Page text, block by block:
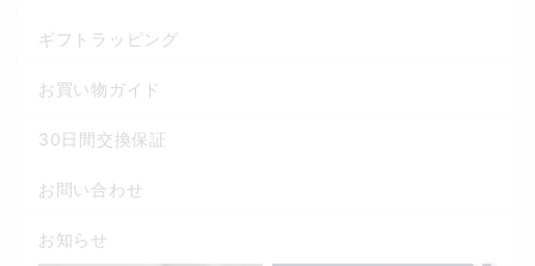
ギフトラッピング
お買い物ガイド
30日間交換保証
お問い合わせ
お知らせ